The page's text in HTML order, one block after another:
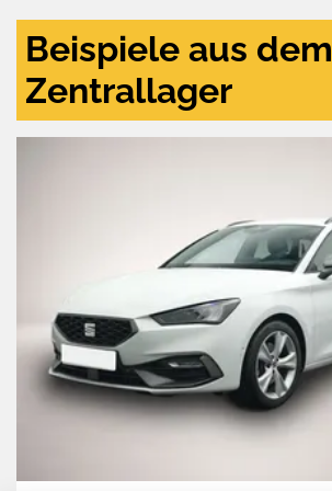
Beispiele aus dem
Zentrallager